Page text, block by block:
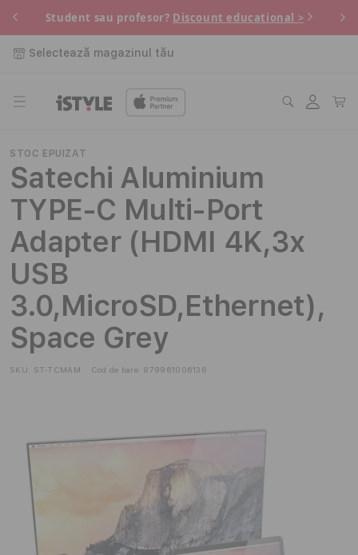
Salt la
conținut
Student sau profesor? Discount educational >
Selectează magazinul tău
Conectați-
vă
Coș
STOC EPUIZAT
Satechi Aluminium
TYPE-C Multi-Port
Adapter (HDMI 4K,3x
USB
3.0,MicroSD,Ethernet),
Space Grey
SKU: ST-TCMAM Cod de bare: 879961006136